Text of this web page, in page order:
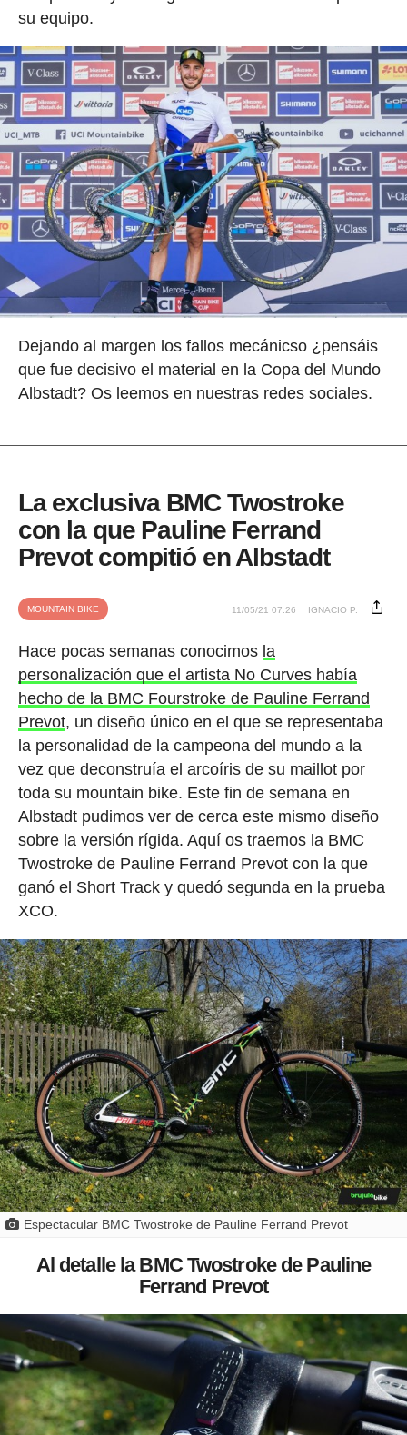
su equipo.
Dejando al margen los fallos mecánicso ¿pensáis
que fue decisivo el material en la Copa del Mundo
Albstadt? Os leemos en nuestras redes sociales.
La exclusiva BMC Twostroke
con la que Pauline Ferrand
Prevot compitió en Albstadt
MOUNTAIN BIKE 11/05/21 07:26 IGNACIO P.
Hace pocas semanas conocimos la
personalización que el artista No Curves había
hecho de la BMC Fourstroke de Pauline Ferrand
Prevot, un diseño único en el que se representaba
la personalidad de la campeona del mundo a la
vez que deconstruía el arcoíris de su maillot por
toda su mountain bike. Este fin de semana en
Albstadt pudimos ver de cerca este mismo diseño
sobre la versión rígida. Aquí os traemos la BMC
Twostroke de Pauline Ferrand Prevot con la que
ganó el Short Track y quedó segunda en la prueba
XCO.
Espectacular BMC Twostroke de Pauline Ferrand Prevot
Al detalle la BMC Twostroke de Pauline
Ferrand Prevot